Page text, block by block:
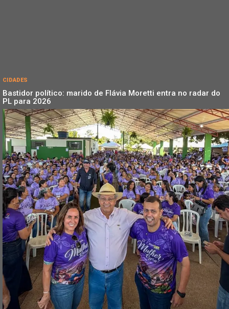
CIDADES
Bastidor político: marido de Flávia Moretti entra no radar do
PL para 2026